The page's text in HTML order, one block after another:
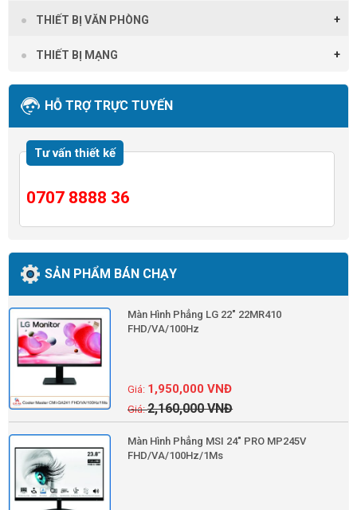
THIẾT BỊ VĂN PHÒNG
THIẾT BỊ MẠNG
HỖ TRỢ TRỰC TUYẾN
Tư vấn thiết kế
0707 8888 36
SẢN PHẨM BÁN CHẠY
Màn Hình Phẳng LG 22" 22MR410
FHD/VA/100Hz
2,160,000VNĐ
1,950,000VNĐ
Màn Hình Phẳng MSI 24" PRO MP245V
FHD/VA/100Hz/1Ms